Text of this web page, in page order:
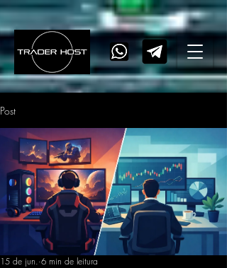
Post
15 de jun. 6 min de leitura